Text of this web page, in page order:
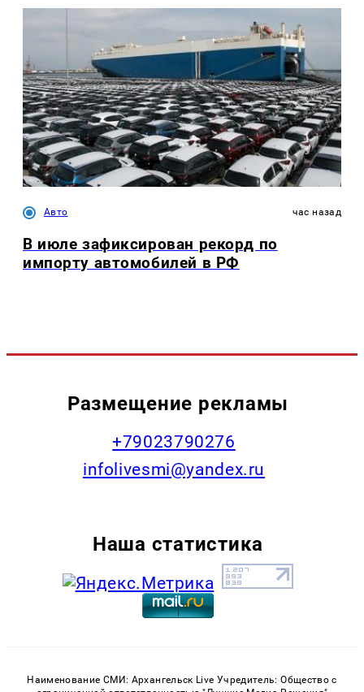
Авто час назад
В июле зафиксирован рекорд по
импорту автомобилей в РФ
Размещение рекламы
+79023790276
infolivesmi@yandex.ru
Наша статистика
Наименование СМИ: Архангельск Live Учредитель: Общество с